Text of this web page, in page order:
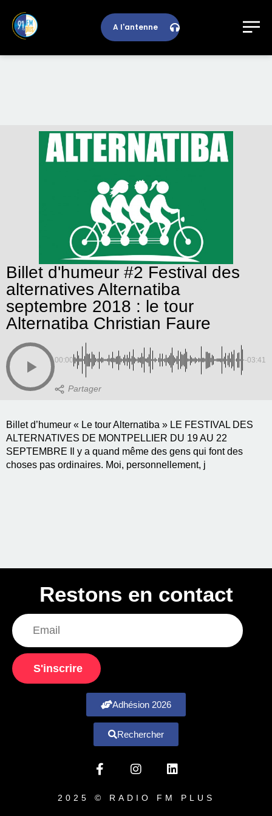
A l'antenne
Billet d'humeur #2 Festival des
alternatives Alternatiba
septembre 2018 : le tour
Alternatiba Christian Faure
00:00 -03:41
Billet d’humeur « Le tour Alternatiba » LE FESTIVAL DES
ALTERNATIVES DE MONTPELLIER DU 19 AU 22
SEPTEMBRE Il y a quand même des gens qui font des
choses pas ordinaires. Moi, personnellement, j
Restons en contact
S'inscrire
Adhésion 2026
Rechercher
2025 © RADIO FM PLUS